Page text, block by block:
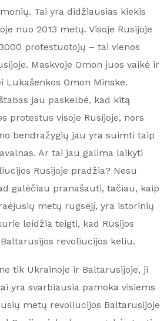
Tai yra didžiausias kiekis
nuo 2013 metų. Visoje Rusijoje
protestuotojų – tai vienos
Maskvoje Omon juos vaikė ir
Lukašenkos Omon Minske.
jau paskelbė, kad kitą
protestus visoje Rusijoje, nors
bendražygių jau yra suimti taip
Ar tai jau galima laikyti
Rusijoje pradžia? Nesu
galėčiau pranašauti, tačiau, kaip
metų rugsėjį, yra istorinių
leidžia teigti, kad Rusijos
revoliucijos keliu.
tik Ukrainoje ir Baltarusijoje, ji
yra svarbiausia pamoka visiems
metų revoliucijos Baltarusijoje